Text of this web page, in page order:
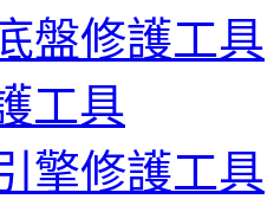
盤修護工具
工具
擎修護工具